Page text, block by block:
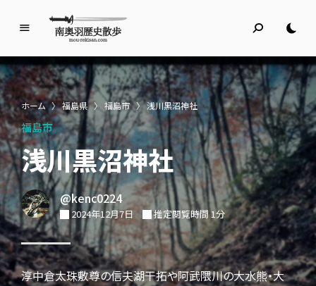
奥
羽
歴
史
散
歩
名所旧跡と館めぐり
ホーム 〉 福島県 〉 福島市 〉 浅川黒沼神社
福島市
浅川黒沼神社
@kenc0224
2024年12月7日 推定閲覧時間 1分
淳中倉太珠敷尊の信夫湖干拓や阿武隈川の大水熊・大